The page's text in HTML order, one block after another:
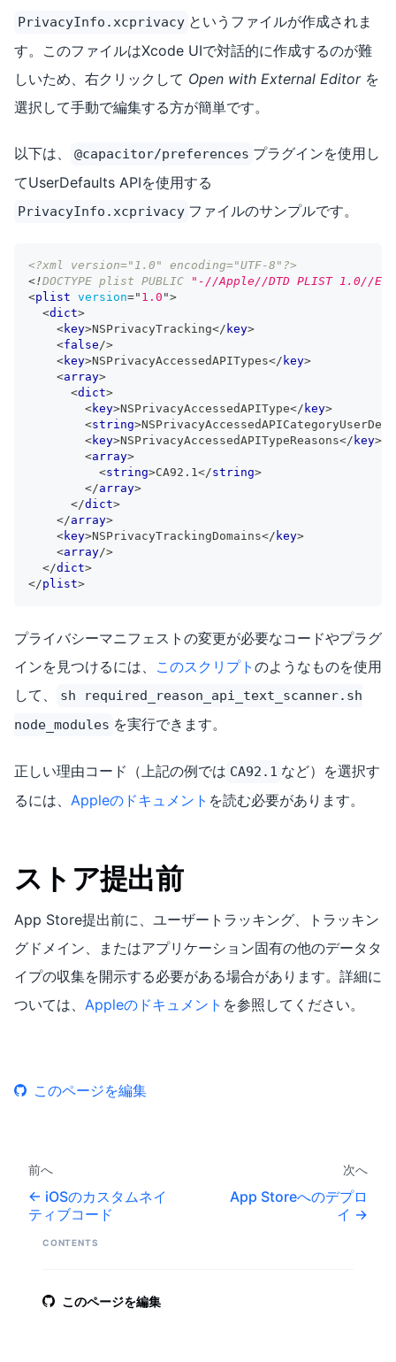
PrivacyInfo.xcprivacy というファイルが作成されま
す。このファイルはXcode UIで対話的に作成するのが難
しいため、右クリックして Open with External Editorを
選択して手動で編集する方が簡単です。
以下は、 @capacitor/preferences プラグインを使用し
てUserDefaults APIを使用する
PrivacyInfo.xcprivacy ファイルのサンプルです。
<?xml version="1.0" encoding="UTF-8"?>
<!DOCTYPE plist PUBLIC
"-//Apple//DTD PLIST 1.0//EN"
<plist version=" 1.0 ">
<dict>
<key>NSPrivacyTracking</ key>
<false/>
<key>NSPrivacyAccessedAPITypes</ key>
<array>
<dict>
<key>NSPrivacyAccessedAPIType</ key>
<string>
<key>NSPrivacyAccessedAPITypeReasons</ key>
<array>
<string>CA92.1</string>
</array>
</dict>
</array>
<key>NSPrivacyTrackingDomains</ key>
<array/>
</dict>
</plist>
プライバシーマニフェストの変更が必要なコードやプラグ
インを見つけるには、 このスクリプト のようなものを使用
して、
sh required_reason_api_text_scanner.sh
node_modules を実行できます。
正しい理由コード（上記の例では CA92.1 など）を選択す
るには、 Appleのドキュメント を読む必要があります。
ストア提出前
App Store提出前に、ユーザートラッキング、トラッキン
グドメイン、またはアプリケーション固有の他のデータタ
イプの収集を開示する必要がある場合があります。詳細に
ついては、 Appleのドキュメント を参照してください。
このページを編集
前へ
iOSのカスタムネイ
ティブコード
次へ
App Storeへのデプロ
イ
CONTENTS
このページを編集